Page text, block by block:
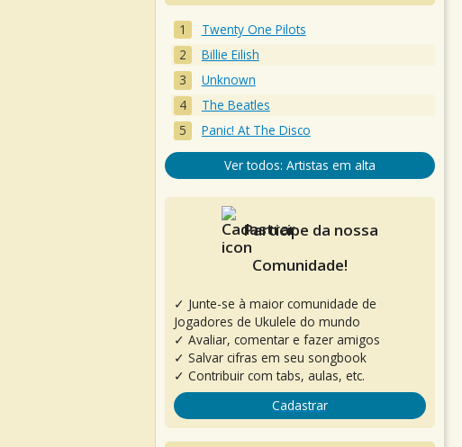
Twenty One Pilots
Billie Eilish
Unknown
The Beatles
Panic! At The Disco
Ver todos: Artistas em alta
Participe da nossa
Comunidade!
✓ Junte-se à maior comunidade de
Jogadores de Ukulele do mundo
✓ Avaliar, comentar e fazer amigos
✓ Salvar cifras em seu songbook
✓ Contribuir com tabs, aulas, etc.
Cadastrar